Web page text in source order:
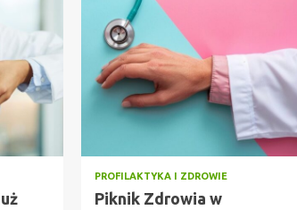
PROFILAKTYKA I ZDROWIE
Piknik Zdrowia w